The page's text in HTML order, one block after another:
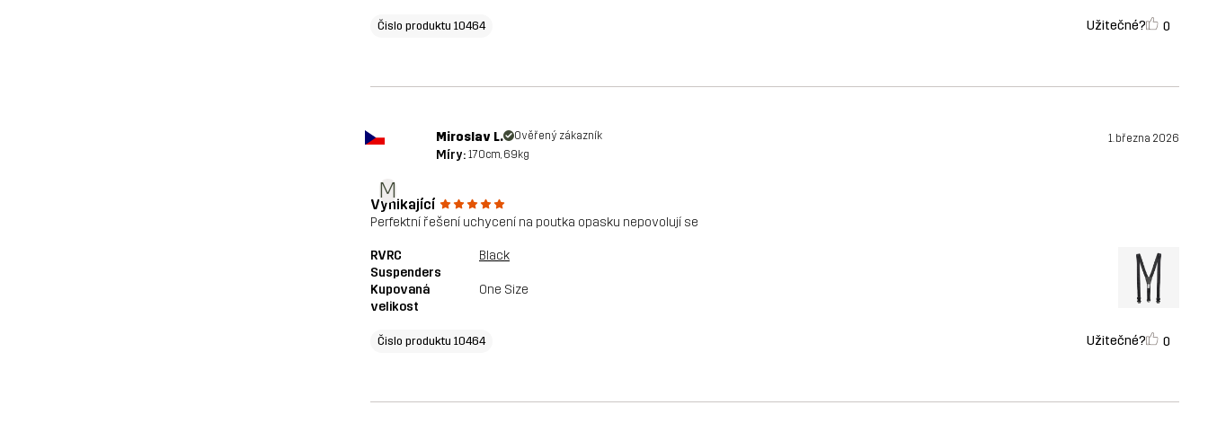
Čislo produktu 10464 Užitečné? 0
M
Miroslav L. Ověřený zákazník 1. března 2026
Míry: 170cm, 69kg
Vynikající
Perfektní řešení uchycení na poutka opasku nepovolují se
RVRC
Suspenders
Black
Kupovaná
velikost
One Size
Čislo produktu 10464 Užitečné? 0